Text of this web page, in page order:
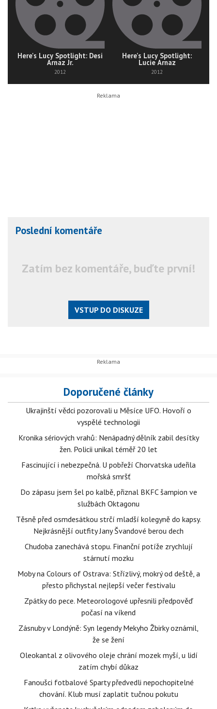
Here's Lucy Spotlight: Desi
Arnaz Jr.
2012
Here's Lucy Spotlight:
Lucie Arnaz
2012
Poslední komentáře
Zatím bez komentáře, buďte první!
VSTUP DO DISKUZE
Doporučené články
Ukrajinští vědci pozorovali u Měsíce UFO. Hovoří o
vyspělé technologii
Kronika sériových vrahů: Nenápadný dělník zabil desítky
žen. Policii unikal téměř 20 let
Fascinující i nebezpečná. U pobřeží Chorvatska udeřila
mořská smršť
Do zápasu jsem šel po kalbě, přiznal BKFC šampion ve
službách Oktagonu
Těsně před osmdesátkou strčí mladší kolegyně do kapsy.
Nejkrásnější outfity Jany Švandové berou dech
Chudoba zanechává stopu. Finanční potíže zrychlují
stárnutí mozku
Moby na Colours of Ostrava: Střízlivý, mokrý od deště, a
přesto přichystal nejlepší večer festivalu
Zpátky do pece. Meteorologové upřesnili předpověď
počasí na víkend
Zásnuby v Londýně: Syn legendy Mekyho Žbirky oznámil,
že se žení
Oleokantal z olivového oleje chrání mozek myší, u lidí
zatím chybí důkaz
Fanoušci fotbalové Sparty předvedli nepochopitelné
chování. Klub musí zaplatit tučnou pokutu